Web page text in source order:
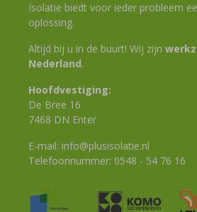
Isolatie biedt voor ieder probleem
oplossing.
Altijd bij u in de buurt! Wij zijn
Nederland.
Hoofdvestiging:
De Bree 16
7468 DN Enter
E-mail: info@plusisolatie.nl
Telefoonnummer: 0548 - 54 76 16